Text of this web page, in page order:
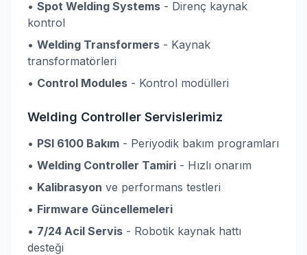
• Spot Welding Systems - Direnç kaynak
kontrol
• Welding Transformers - Kaynak
transformatörleri
• Control Modules - Kontrol modülleri
Welding Controller Servislerimiz
• PSI 6100 Bakım - Periyodik bakım programları
• Welding Controller Tamiri - Hızlı onarım
• Kalibrasyon ve performans testleri
• Firmware Güncellemeleri
• 7/24 Acil Servis - Robotik kaynak hattı
desteği